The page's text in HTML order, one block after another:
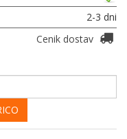
2-3 dni
Cenik dostav